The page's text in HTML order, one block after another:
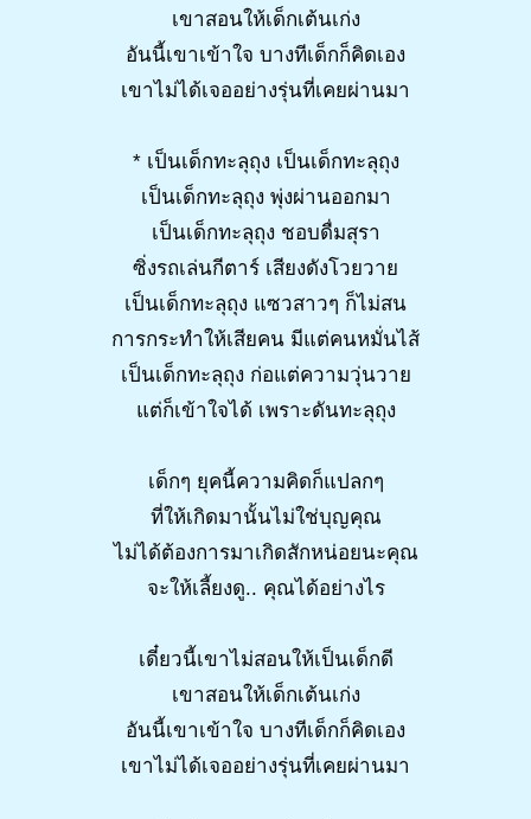
เขาสอนให้เด็กเต้นเก่ง
อันนี้เขาเข้าใจ บางทีเด็กก็คิดเอง
เขาไม่ได้เจออย่างรุ่นที่เคยผ่านมา
* เป็นเด็กทะลุถุง เป็นเด็กทะลุถุง
เป็นเด็กทะลุถุง พุ่งผ่านออกมา
เป็นเด็กทะลุถุง ชอบดื่มสุรา
ซิ่งรถเล่นกีตาร์ เสียงดังโวยวาย
เป็นเด็กทะลุถุง แซวสาวๆ ก็ไม่สน
การกระทำให้เสียคน มีแต่คนหมั่นไส้
เป็นเด็กทะลุถุง ก่อแต่ความวุ่นวาย
แต่ก็เข้าใจได้ เพราะดันทะลุถุง
เด็กๆ ยุคนี้ความคิดก็แปลกๆ
ที่ให้เกิดมานั้นไม่ใช่บุญคุณ
ไม่ได้ต้องการมาเกิดสักหน่อยนะคุณ
จะให้เลี้ยงดู.. คุณได้อย่างไร
เดี๋ยวนี้เขาไม่สอนให้เป็นเด็กดี
เขาสอนให้เด็กเต้นเก่ง
อันนี้เขาเข้าใจ บางทีเด็กก็คิดเอง
เขาไม่ได้เจออย่างรุ่นที่เคยผ่านมา